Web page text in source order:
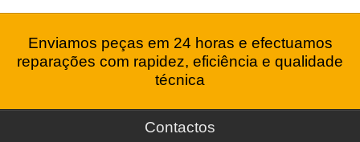
Enviamos peças em 24 horas e efectuamos
reparações com rapidez, eficiência e qualidade
técnica
Contactos